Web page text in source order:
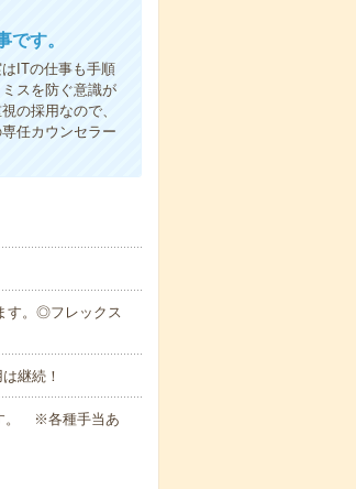
す。
ITの仕事も手順
スを防ぐ意識が
の採用なので、
任カウンセラー
す。◎フレックス
継続！
。 ※各種手当あ